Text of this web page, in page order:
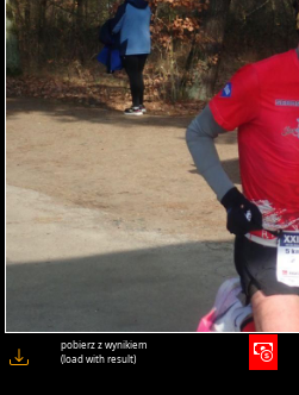
pobierz z wynikiem
(load with result)